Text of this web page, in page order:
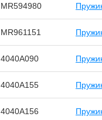
MR594980
MR961151
4040A090
4040A155
4040A156